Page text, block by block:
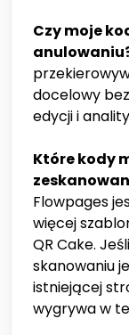
Czy moje
docelowy
edycji i
Które kody
Flowpages
więcej
QR Cake.
skanowaniu
istniejącej
wygrywa w